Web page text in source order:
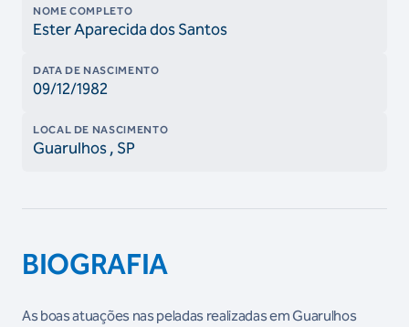
NOME COMPLETO
Ester Aparecida dos Santos
DATA DE NASCIMENTO
09/12/1982
LOCAL DE NASCIMENTO
Guarulhos, SP
BIOGRAFIA
As boas atuações nas peladas realizadas em Guarulhos